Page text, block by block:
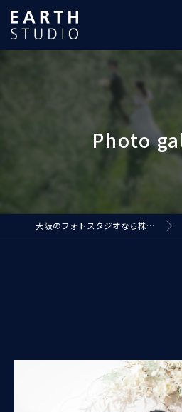
大阪のフォトスタジオなら株式会社ジ・アースプロダクション